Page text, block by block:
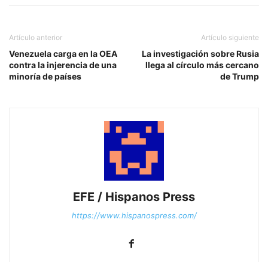
Artículo anterior
Venezuela carga en la OEA
contra la injerencia de una
minoría de países
Artículo siguiente
La investigación sobre Rusia
llega al círculo más cercano
de Trump
EFE / Hispanos Press
https://www.hispanospress.com/